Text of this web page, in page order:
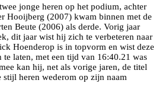
jonge heren op het podium, achter
Hooijberg (2007) kwam binnen met de
Beute (2006) als derde. Vorig jaar
dit jaar wist hij zich te verbeteren naar
Hoenderop is in topvorm en wist deze
te laten, met een tijd van 16:40.21 was
kan hij, net als vorige jaren, de titel
heren wederom op zijn naam